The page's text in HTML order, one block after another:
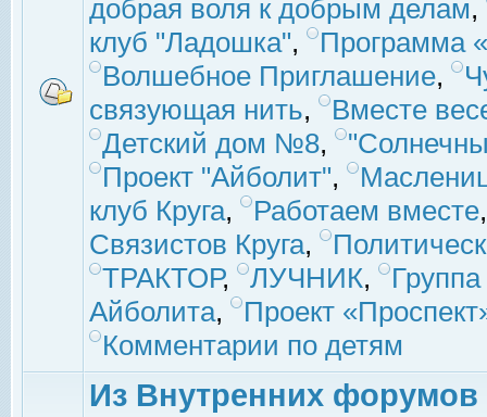
добрая воля к добрым делам,
клуб "Ладошка",
Программа
Волшебное Приглашение,
связующая нить,
Вместе
Детский дом №8,
Проект "Айболит",
клуб Круга, Работаем вместе
Связистов Круга,
ТРАКТОР, ЛУЧНИК,
Айболита,
Проект
Комментарии по детям
Из Внутренних форумов